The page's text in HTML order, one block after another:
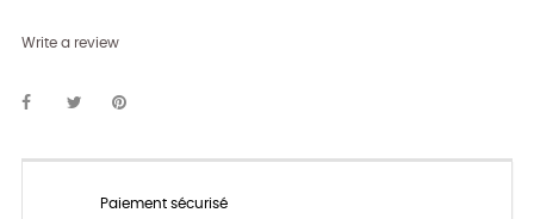
Write a review
Paiement sécurisé